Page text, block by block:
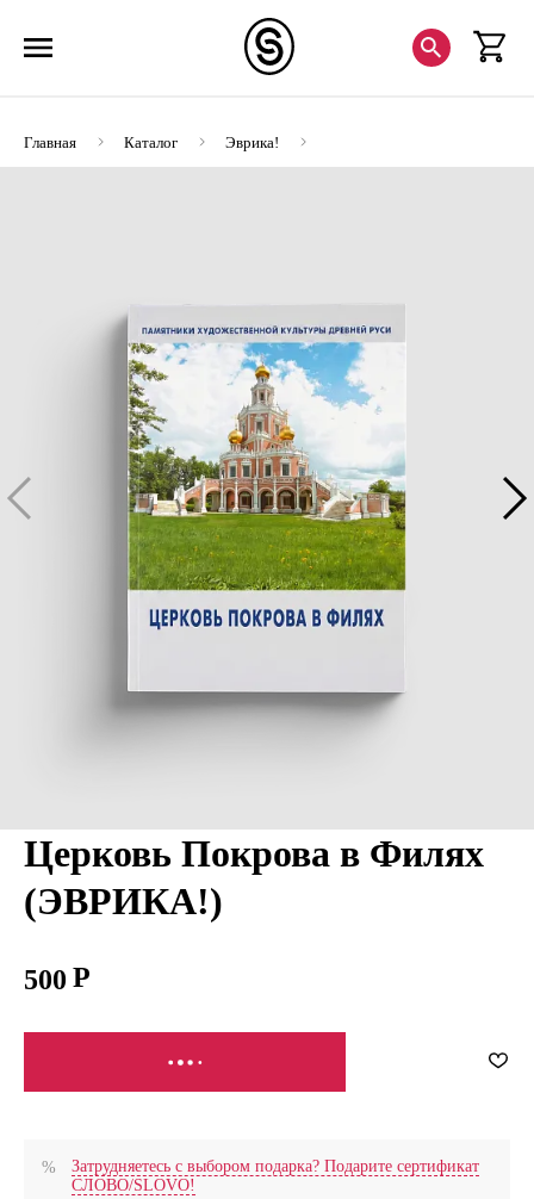
Главная Каталог
Эврика!
Церковь Покрова в Филях (ЭВРИКА!)
Церковь Покрова в Филях
(ЭВРИКА!)
500
СООБЩИТЬ О ПОСТУПЛЕНИИ
Затрудняетесь с выбором подарка? Подарите сертификат
СЛОВО/SLOVO!